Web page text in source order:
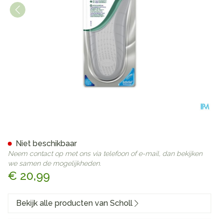
€ 20,99
Niet beschikbaar
Neem contact op met ons via telefoon of e-mail, dan bekijken
we samen de mogelijkheden.
Bekijk alle producten van Scholl